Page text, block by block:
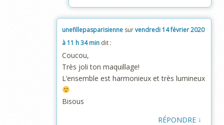
unefillepasparisienne survendredi 14 février 2020
à 11 h 34 min dit :
Coucou,
Très joli ton maquillage!
L’ensemble est harmonieux et très lumineux
Bisous
RÉPONDRE ↓